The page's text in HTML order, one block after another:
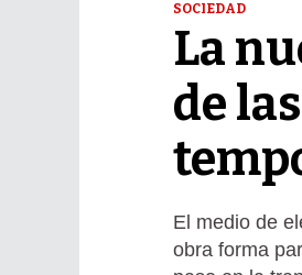
SOCIEDAD
La
de
El medio de
obra forma